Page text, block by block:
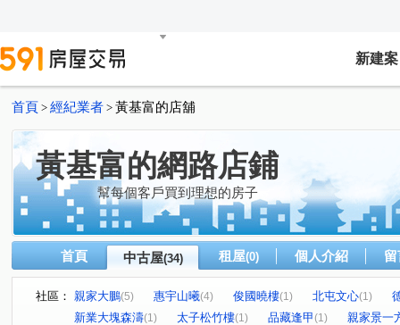
新建案
首頁 > 經紀業者 > 黃基富的店舖
黃基富的網路店鋪
幫每個客戶買到理想的房子
首頁 中古屋(34) 租屋(0) 個人介紹
社區： 親家大鵬(5) 惠宇山曦(4) 俊國曉樓(1) 北屯文心(1)
新業大塊森濤(1) 太子松竹樓(1) 品藏逢甲(1)
親家景一